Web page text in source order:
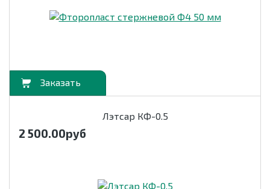
Лэтсар КФ-0.5
2 500.00руб